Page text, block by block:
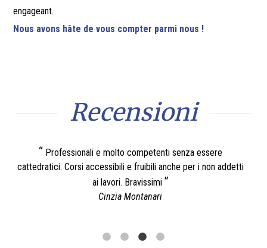
engageant.
Nous avons hâte de vous compter parmi nous !
Recensioni
Corsi molto belli e interessanti sia per amatori che
professionisti. Personale preparato e varietà di proposte e la
scuola di cucina è molto bella.
Fabrizia Ferri